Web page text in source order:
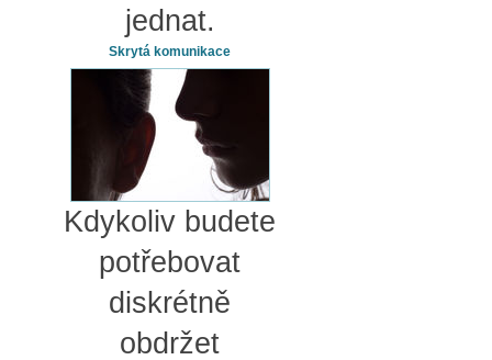
jednat.
Skrytá komunikace
Kdykoliv budete
potřebovat
diskrétně
obdržet